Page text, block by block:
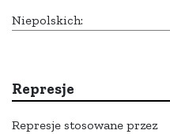
Niepolskich:
Represje
Represje stosowane przez